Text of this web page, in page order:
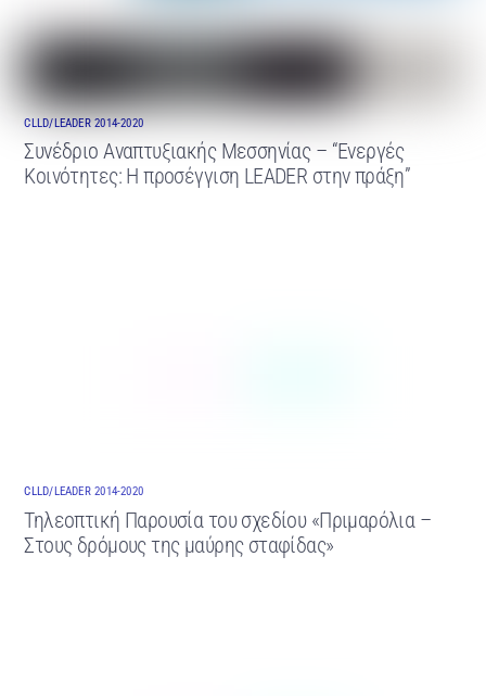
CLLD/LEADER 2014-2020
Συνέδριο Αναπτυξιακής Μεσσηνίας – “Ενεργές
Κοινότητες: Η προσέγγιση LEADER στην πράξη”
CLLD/LEADER 2014-2020
Τηλεοπτική Παρουσία του σχεδίου «Πριμαρόλια –
Στους δρόμους της μαύρης σταφίδας»